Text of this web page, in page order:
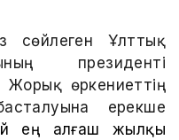
сөйлеген Ұлттық
президенті
өркениеттің
ерекше
ең алғаш жылқы